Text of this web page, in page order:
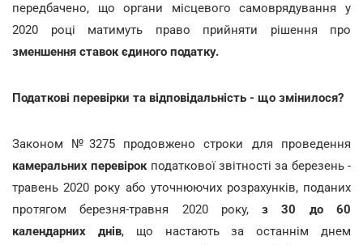
передбачено, що органи місцевого самоврядування у
2020 році матимуть право прийняти рішення про
зменшення ставок єдиного податку.
Податкові перевірки та відповідальність - що змінилося?
Законом №3275 продовжено строки для проведення
камеральних перевірокподаткової звітності за березень -
травень 2020 року або уточнюючих розрахунків, поданих
протягом березня-травня 2020 року,з 30 до 60
календарних днів, що настають за останнім днем